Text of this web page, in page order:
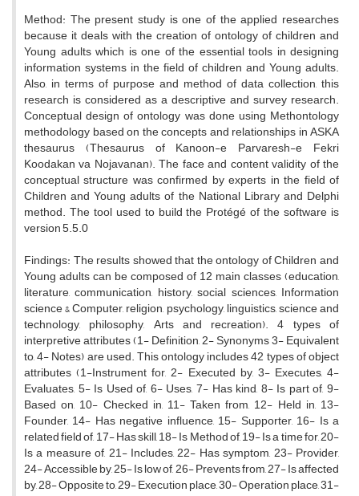
Method: The present study is one of the applied researches
because it deals with the creation of ontology of children and
Young adults which is one of the essential tools in designing
information systems in the field of children and Young adults.
Also, in terms of purpose and method of data collection, this
research is considered as a descriptive and survey research.
Conceptual design of ontology was done using Methontology
methodology based on the concepts and relationships in ASKA
thesaurus (Thesaurus of Kanoon-e Parvaresh-e Fekri
Koodakan va Nojavanan). The face and content validity of the
conceptual structure was confirmed by experts in the field of
Children and Young adults of the National Library and Delphi
method. The tool used to build the Protégé of the software is
version 5.5.0
Findings: The results showed that the ontology of Children and
Young adults can be composed of 12 main classes (education,
literature, communication, history, social sciences, Information
science & Computer, religion, psychology, linguistics, science and
technology, philosophy, Arts and recreation). 4 types of
interpretive attributes (1- Definition, 2- Synonyms 3- Equivalent
to, 4- Notes) are used. This ontology includes 42 types of object
attributes (1-Instrument for, 2- Executed by, 3- Executes, 4-
Evaluates, 5- Is Used of, 6- Uses, 7- Has kind, 8- Is part of, 9-
Based on, 10- Checked in, 11- Taken from, 12- Held in, 13-
Founder, 14- Has negative influence, 15- Supporter, 16- Is a
related field of, 17- Has skill, 18- Is Method of, 19- Is a time for, 20-
Is a measure of, 21- Includes, 22- Has symptom, 23- Provider,
24- Accessible by, 25- Is low of, 26- Prevents from, 27- Is affected
by, 28- Opposite to, 29- Execution place, 30- Operation place, 31-